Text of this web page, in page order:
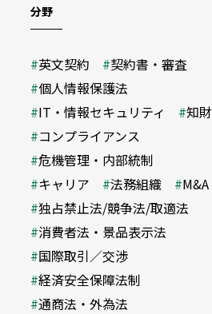
分野
英文契約
契約書・審査
個人情報保護法
IT・情報セキュリティ
知財
コンプライアンス
危機管理・内部統制
キャリア
法務組織
M&A
独占禁止法/競争法/取適法
消費者法・景品表示法
国際取引／交渉
経済安全保障法制
通商法・外為法